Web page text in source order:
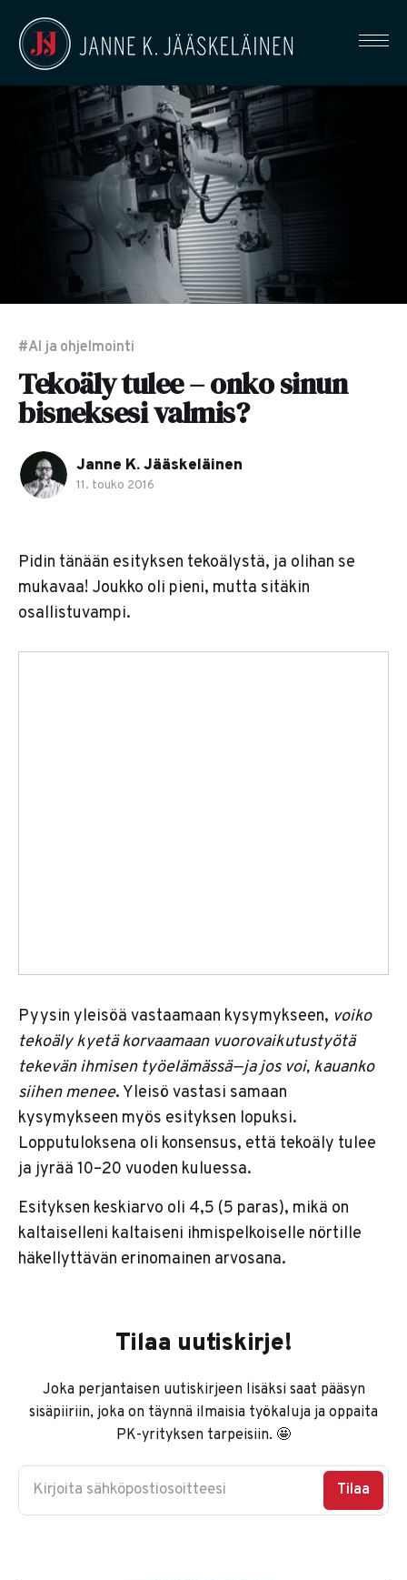
#AI ja ohjelmointi
Tekoäly tulee – onko sinun
bisneksesi valmis?
Janne K. Jääskeläinen
11. touko 2016
Pidin tänään esityksen tekoälystä, ja olihan se
mukavaa! Joukko oli pieni, mutta sitäkin
osallistuvampi.
Pyysin yleisöä vastaamaan kysymykseen, voiko
tekoäly kyetä korvaamaan vuorovaikutustyötä
tekevän ihmisen työelämässä — ja jos voi, kauanko
siihen menee. Yleisö vastasi samaan
kysymykseen myös esityksen lopuksi.
Lopputuloksena oli konsensus, että tekoäly tulee
ja jyrää 10–20 vuoden kuluessa.
Esityksen keskiarvo oli 4,5 (5 paras), mikä on
kaltaiselleni kaltaiseni ihmispelkoiselle nörtille
häkellyttävän erinomainen arvosana.
Tilaa uutiskirje!
Joka perjantaisen uutiskirjeen lisäksi saat pääsyn
sisäpiiriin, joka on täynnä ilmaisia työkaluja ja oppaita
PK-yrityksen tarpeisiin. 🤩
Kirjoita sähköpostiosoitteesi Tilaa